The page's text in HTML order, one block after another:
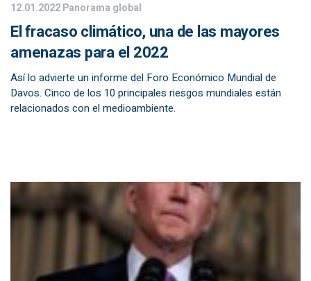
12.01.2022Panorama global
El fracaso climático, una de las mayores
amenazas para el 2022
Así lo advierte un informe del Foro Económico Mundial de
Davos. Cinco de los 10 principales riesgos mundiales están
relacionados con el medioambiente.